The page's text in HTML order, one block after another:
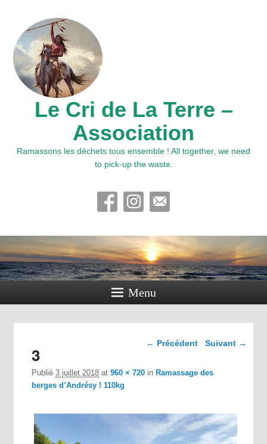
Le Cri de La Terre –
Association
Ramassons les déchets tous ensemble ! All together, we need
to pick-up the waste.
Menu
Navigation dans les
← Précédent Suivant →
3
Publié3 juillet 2018 at960 × 720 in Ramassage des
berges d’Andrésy ! 110kg